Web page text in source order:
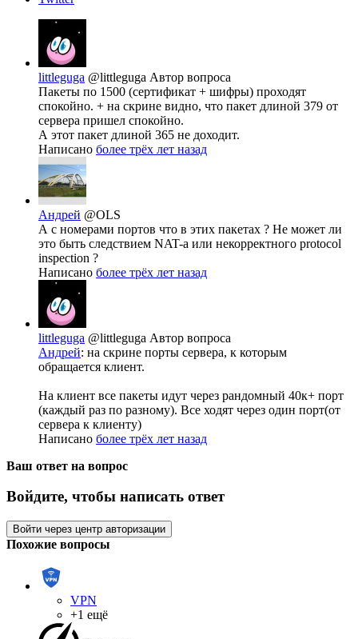
littleguga @littleguga Автор вопроса
Пакеты по 1500 (сертификат + шифры) проходят
спокойно. + на скрине видно, что пакет длиной 379 от
сервера пришел спокойно.
А этот пакет длиной 365 не доходит.
Написано более трёх лет назад
Андрей @OLS
А с номерами портов что в этих пакетах ? Не может ли
это быть следствием NAT-а или некорректного protocol
inspection ?
Написано более трёх лет назад
littleguga @littleguga Автор вопроса
Андрей: на скрине порты сервера, к которым
обращается клиент.
На клиент все пакеты идут через рандомный 40к+ порт
(каждый раз по разному). Все ходят через один порт(от
сервера к клиенту)
Написано более трёх лет назад
Ваш ответ на вопрос
Войдите, чтобы написать ответ
Войти через центр авторизации
Похожие вопросы
VPN
+1 ещё